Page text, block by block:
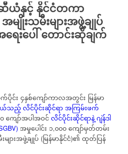
ယံနှင့် နိုင်ငံတကာ
ျိုးသမီးများအဖွဲ့ချုပ်
ေးပေါ် တောင်းဆိုချက်
ပိုင်း ၄နှစ်ကျော်ကာလအတွင်း မြန်မာ
သည့် လိင်ပိုင်းဆိုင်ရာ အကြမ်းဖက်
၀ ကျော်အပါအဝင် လိင်ပိုင်းဆိုင်ရာနဲ့ ဂျဲန်ဒါ
အမှုပေါင်း ၁,၀၀၀ ကျော်မှတ်တမ်း
ျားအဖွဲ့ချုပ် (မြန်မာနိုင်ငံ)၏ ထုတ်ပြန်